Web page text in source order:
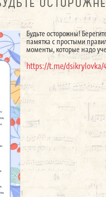
Будьте осторожны!
памятка с простыми
моменты, которые надо
https://t.me/dsikrylovka/